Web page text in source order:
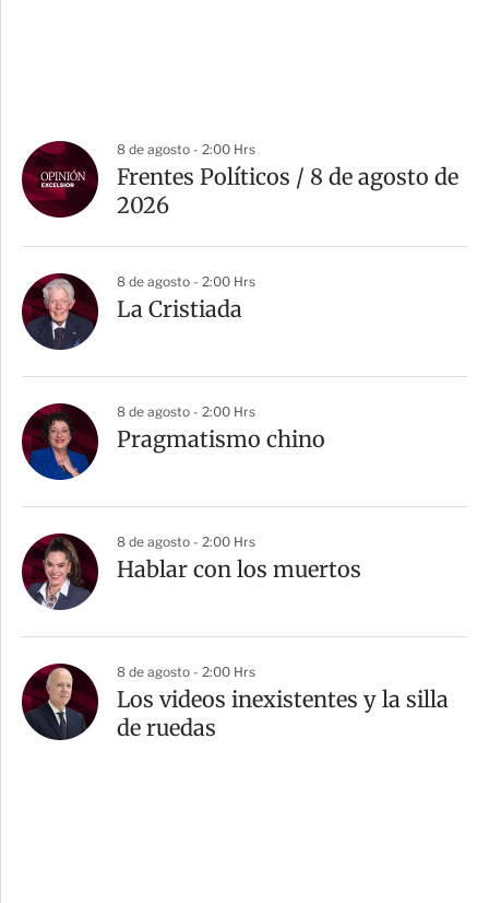
8 de agosto - 2:00 Hrs
Frentes Políticos / 8 de agosto de
2026
8 de agosto - 2:00 Hrs
La Cristiada
8 de agosto - 2:00 Hrs
Pragmatismo chino
8 de agosto - 2:00 Hrs
Hablar con los muertos
8 de agosto - 2:00 Hrs
Los videos inexistentes y la silla
de ruedas